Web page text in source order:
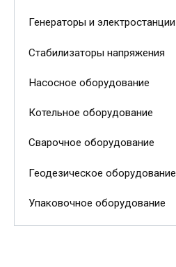
Генераторы и электростанции
Стабилизаторы напряжения
Насосное оборудование
Котельное оборудование
Сварочное оборудование
Геодезическое оборудование
Упаковочное оборудование